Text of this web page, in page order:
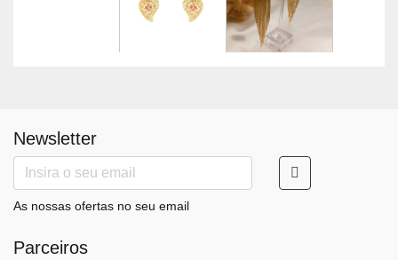
Newsletter
As nossas ofertas no seu email
Parceiros